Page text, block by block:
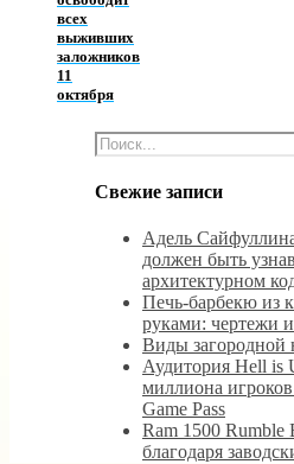
всех
выживших
заложников
11
октября
Свежие записи
Адель
должен быть
архитектурном
Печь-барбекю из
руками: чертежи
Виды загородной
Аудитория Hell is
миллиона
Game Pass
Ram 1500 Rumble
благодаря